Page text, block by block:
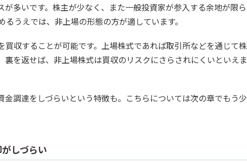
多いです。株主が少なく、また一般投資家が参入する余地が限ら
うえでは、非上場の形態の方が適しています。
収することが可能です。上場株式であれば取引所などを通じて株
を返せば、非上場株式は買収のリスクにさらされにくいといえま
調達をしづらいという特徴も。こちらについては次の章でもう少
しづらい